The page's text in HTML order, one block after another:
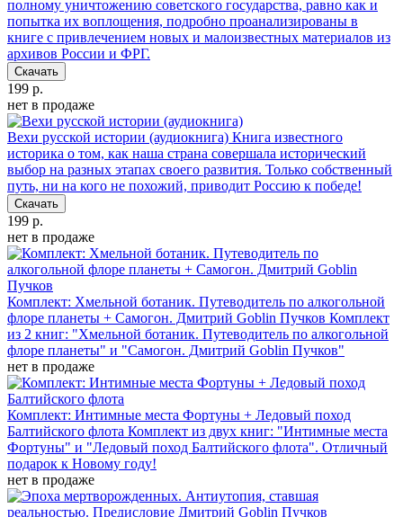
полному уничтожению советского государства, равно как и
попытка их воплощения, подробно проанализированы в
книге с привлечением новых и малоизвестных материалов из
архивов России и ФРГ.
Скачать
199 р.
нет в продаже
Вехи русской истории (аудиокнига) Книга известного
историка о том, как наша страна совершала исторический
выбор на разных этапах своего развития. Только собственный
путь, ни на кого не похожий, приводит Россию к победе!
Скачать
199 р.
нет в продаже
Комплект: Хмельной ботаник. Путеводитель по алкогольной
флоре планеты + Самогон. Дмитрий Goblin Пучков Комплект
из 2 книг: "Хмельной ботаник. Путеводитель по алкогольной
флоре планеты" и "Самогон. Дмитрий Goblin Пучков"
нет в продаже
Комплект: Интимные места Фортуны + Ледовый поход
Балтийского флота Комплект из двух книг: "Интимные места
Фортуны" и "Ледовый поход Балтийского флота". Отличный
подарок к Новому году!
нет в продаже